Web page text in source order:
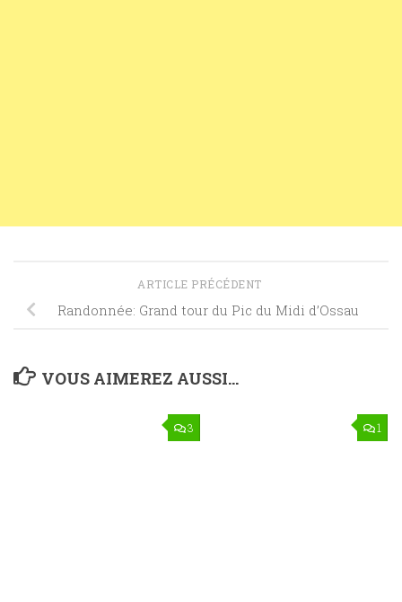
ARTICLE PRÉCÉDENT
Randonnée: Grand tour du Pic du Midi d’Ossau
VOUS AIMEREZ AUSSI...
3 1